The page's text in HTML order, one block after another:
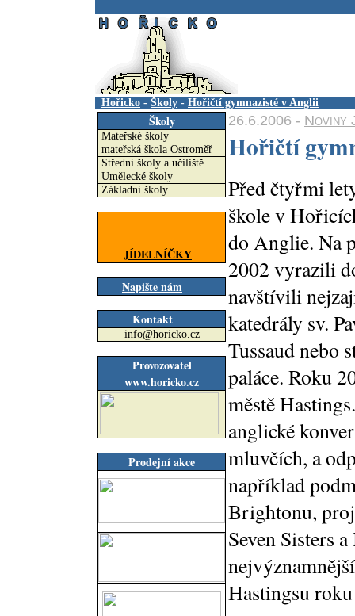
Hořicko - Školy - Hořičtí gymnazisté v Anglii
Školy
Mateřské školy
mateřská škola Ostroměř
Střední školy a učiliště
Umělecké školy
Základní školy
JÍDELNÍČKY
Napište nám
Kontakt
info@horicko.cz
Provozovatel
www.horicko.cz
Prodejní akce
26.6.2006 - Noviny
Hořičtí
Před čtyřmi
škole v
do Anglie. Na
2002 vyrazili
navštívili
katedrály sv.
Tussaud nebo
paláce. Roku
městě
anglické
mluvčích, a
například
Brightonu,
Seven Sisters
Hastingsu